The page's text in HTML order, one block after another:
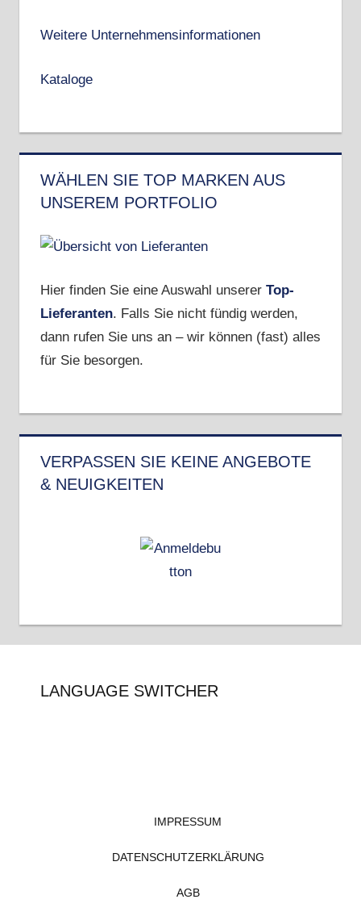
Weitere Unternehmensinformationen
Kataloge
WÄHLEN SIE TOP MARKEN AUS
UNSEREM PORTFOLIO
Hier finden Sie eine Auswahl unsererTop-
Lieferanten. Falls Sie nicht fündig werden,
dann rufen Sie uns an – wir können (fast) alles
für Sie besorgen.
VERPASSEN SIE KEINE ANGEBOTE
& NEUIGKEITEN
LANGUAGE SWITCHER
IMPRESSUM
DATENSCHUTZERKLÄRUNG
AGB